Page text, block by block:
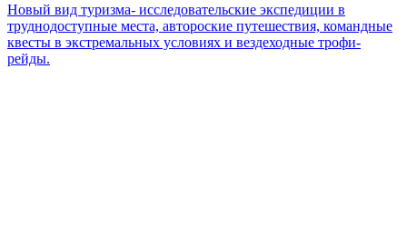
Новый вид туризма- исследовательские экспедиции в
труднодоступные места, автороские путешествия, командные
квесты в экстремальных условиях и вездеходные трофи-
рейды.